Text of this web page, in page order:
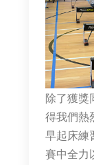
除了獲獎
得我們熱
早起床練
賽中全力